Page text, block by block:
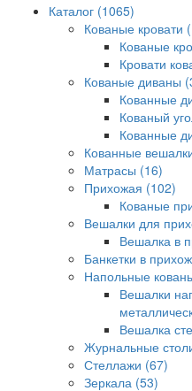
Каталог (1065)
Кованые кровати
Кованые
Кровати
Кованые диваны
Кованные
Кованый
Кованные
Кованные
Матрасы (16)
Прихожая (102)
Кованые
Вешалки для
Вешалка в
Банкетки в
Напольные
Вешалки
Вешалка
Журнальные
Стеллажи (67)
Зеркала (53)